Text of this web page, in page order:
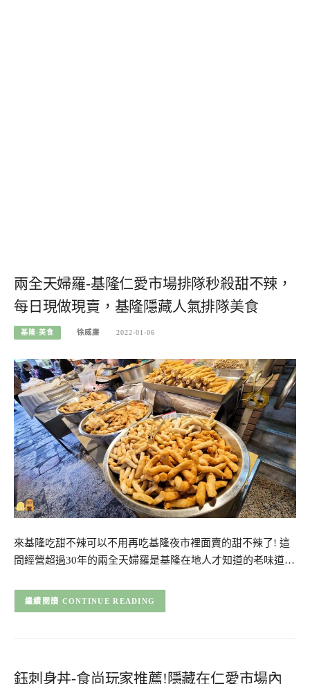
兩全天婦羅-基隆仁愛市場排隊秒殺甜不辣，
每日現做現賣，基隆隱藏人氣排隊美食
基隆-美食 徐威廉 2022-01-06
來基隆吃甜不辣可以不用再吃基隆夜市裡面賣的甜不辣了! 這
間經營超過30年的兩全天婦羅是基隆在地人才知道的老味道…
CONTINUE READING
鈺刺身丼-食尚玩家推薦!隱藏在仁愛市場內